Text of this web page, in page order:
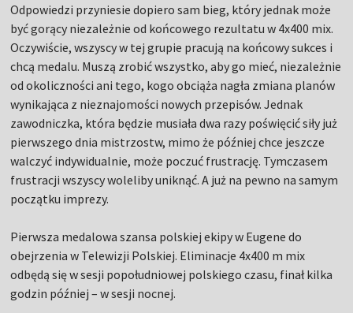
Odpowiedzi przyniesie dopiero sam bieg, który jednak może
być gorący niezależnie od końcowego rezultatu w 4x400 mix.
Oczywiście, wszyscy w tej grupie pracują na końcowy sukces i
chcą medalu. Muszą zrobić wszystko, aby go mieć, niezależnie
od okoliczności ani tego, kogo obciąża nagła zmiana planów
wynikająca z nieznajomości nowych przepisów. Jednak
zawodniczka, która będzie musiała dwa razy poświęcić siły już
pierwszego dnia mistrzostw, mimo że później chce jeszcze
walczyć indywidualnie, może poczuć frustrację. Tymczasem
frustracji wszyscy woleliby uniknąć. A już na pewno na samym
początku imprezy.
Pierwsza medalowa szansa polskiej ekipy w Eugene do
obejrzenia w Telewizji Polskiej. Eliminacje 4x400 m mix
odbędą się w sesji popołudniowej polskiego czasu, finał kilka
godzin później – w sesji nocnej.